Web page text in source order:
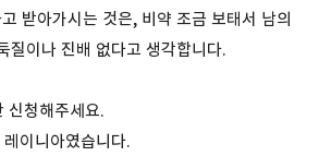
받아가시는 것은, 비약 조금 보태서 남의
질이나 진배 없다고 생각합니다.
신청해주세요.
이니아였습니다.